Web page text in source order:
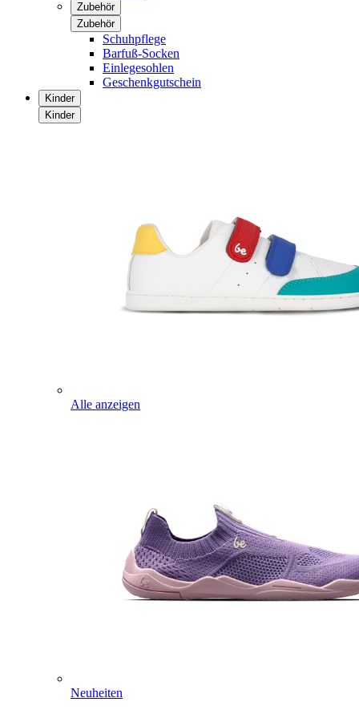
Zubehör
Zubehör
Schuhpflege
Barfuß-Socken
Einlegesohlen
Geschenkgutschein
Kinder
Kinder
Alle anzeigen
Neuheiten